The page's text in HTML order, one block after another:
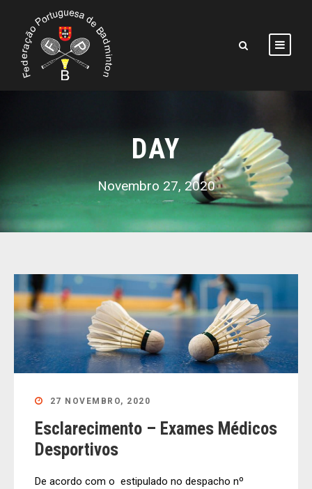
DAY
Novembro 27, 2020
27 NOVEMBRO, 2020
Esclarecimento – Exames Médicos
Desportivos
De acordo com o estipulado no despacho nº